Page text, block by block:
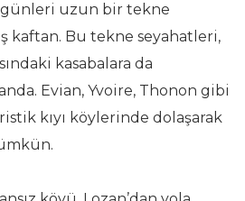
günleri uzun bir tekne
kaftan. Bu tekne seyahatleri,
kasabalara da
Evian, Yvoire, Thonon gibi
kıyı köylerinde dolaşarak